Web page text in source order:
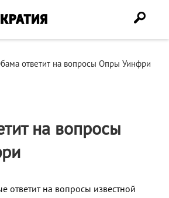
ответит на вопросы Опры Уинфри
на вопросы
ответит на вопросы известной